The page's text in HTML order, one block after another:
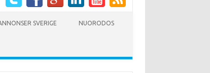
SVERIGE NUORODOS